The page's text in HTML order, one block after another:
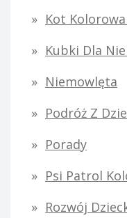
Kot
Kubki Dla
Niemowlęta
Podróż Z
Porady
Psi Patrol
Rozwój